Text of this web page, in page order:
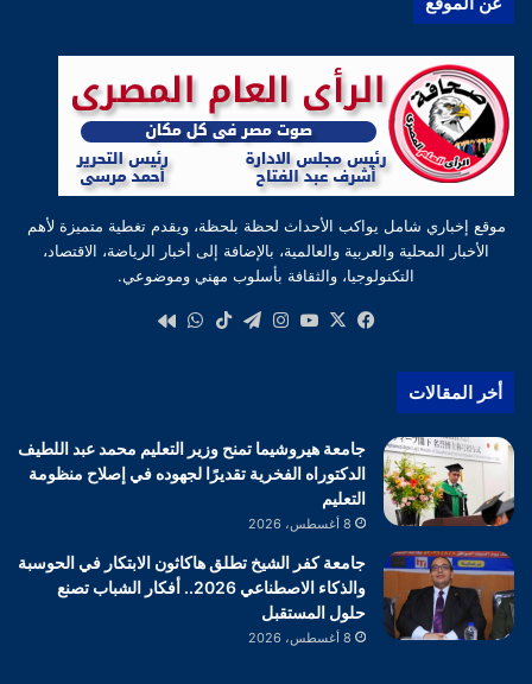
موقع إخباري شامل يواكب الأحداث لحظة بلحظة، ويقدم تغطية متميزة لأهم
الأخبار المحلية والعربية والعالمية، بالإضافة إلى أخبار الرياضة، الاقتصاد،
التكنولوجيا، والثقافة بأسلوب مهني وموضوعي.
فيسبوك
‫X
‫YouTube
انستقرام
تيلقرام‫TikTokواتساب
أخر المقالات
جامعة هيروشيما تمنح وزير التعليم محمد عبد اللطيف
الدكتوراه الفخرية تقديرًا لجهوده في إصلاح منظومة
التعليم
8 أغسطس، 2026
جامعة كفر الشيخ تطلق هاكاثون الابتكار في الحوسبة
والذكاء الاصطناعي 2026.. أفكار الشباب تصنع
حلول المستقبل
8 أغسطس، 2026